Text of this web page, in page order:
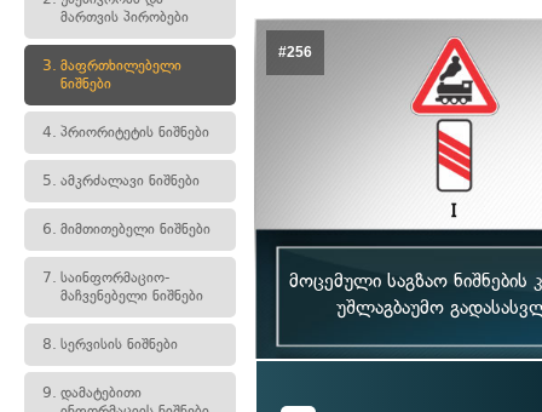
მართვის პირობები
3. მაფრთხილებელი
ნიშნები
4. პრიორიტეტის ნიშნები
5. ამკრძალავი ნიშნები
6. მიმთითებელი ნიშნები
7. საინფორმაციო-
მაჩვენებელი ნიშნები
8. სერვისის ნიშნები
9. დამატებითი
#256
მოცემული საგზაო ნიშნების
უშლაგბაუმო